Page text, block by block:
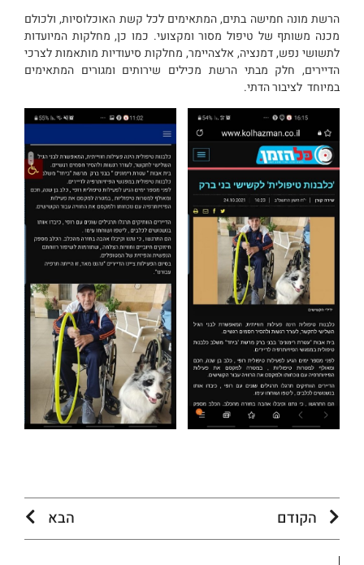
הרשת מונה חמישה בתים, המתאימים לכל קשת האוכלוסיות, ולכולם
מכנה משותף של טיפול מסור ומקצועי. כמו כן, מחלקות המיועדות
לתשושי נפש, דמנציה, אלצהיימר, מחלקות סיעודיות מותאמות לצרכי
הדיירים, חלק מבתי הרשת מכילים שירותים ומגורים המתאימים
במיוחד לציבור הדתי.
הקודם הבא